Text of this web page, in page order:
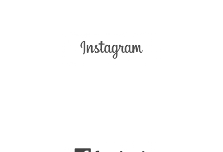
de tu público en instagram con nuestra gestión de redes
enfocadas en el SEO y en diseño.